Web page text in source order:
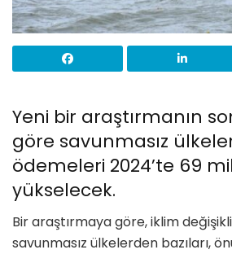
Yeni bir araştırmanın
göre savunmasız
ödemeleri 2024’te 69
yükselecek.
Bir araştırmaya göre, iklim
savunmasız ülkelerden bazıları,